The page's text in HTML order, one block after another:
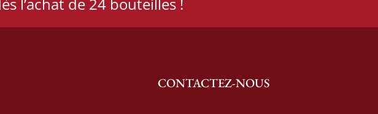
l’achat de 24 bouteilles !
CONTACTEZ-NOUS